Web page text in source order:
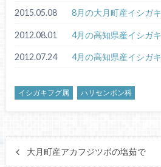
2015.05.08 8月の大月町産イシガ
2012.08.01 4月の高知県産イシガ
2012.07.24 4月の高知県産イシガ
イシガキフグ属 ハリセンボン科
大月町産アカフジツボの塩茹で